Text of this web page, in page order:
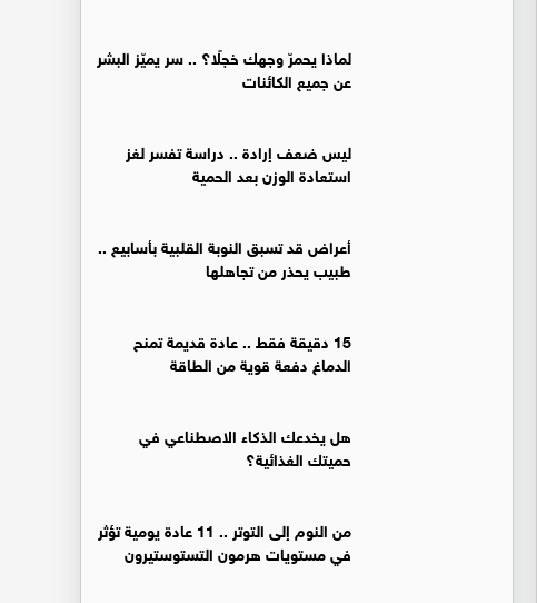
لماذا يحمرّ وجهك خجلًا؟ .. سر يميّز البشر
عن جميع الكائنات
ليس ضعف إرادة .. دراسة تفسر لغز
استعادة الوزن بعد الحمية
أعراض قد تسبق النوبة القلبية بأسابيع ..
طبيب يحذر من تجاهلها
15 دقيقة فقط .. عادة قديمة تمنح
الدماغ دفعة قوية من الطاقة
هل يخدعك الذكاء الاصطناعي في
حميتك الغذائية؟
من النوم إلى التوتر .. 11 عادة يومية تؤثر
في مستويات هرمون التستوستيرون